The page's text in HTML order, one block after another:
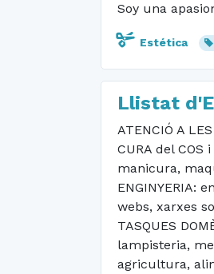
Soy una
Estética
Llistat
ATENCIÓ A
CURA del
manicura,
ENGINYERIA:
webs, xarxes
TASQUES
lampisteria,
agricultura,